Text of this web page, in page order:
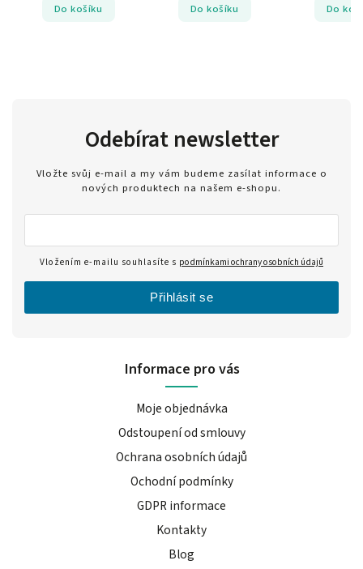
Do košíku Do košíku Do
Informace pro vás
Moje objednávka
Odstoupení od smlouvy
Ochrana osobních údajů
Ochodní podmínky
GDPR informace
Kontakty
Blog
Odebírat newsletter
Vložte svůj e-mail a my vám budeme zasílat informace o
nových produktech na našem e-shopu.
Vložením e-mailu souhlasíte s podmínkami ochrany osobních údajů
Přihlásit se